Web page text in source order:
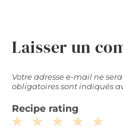
Laisser un
Votre adresse e-mail ne
obligatoires sont indiqués
Recipe rating